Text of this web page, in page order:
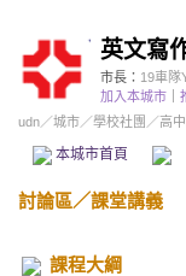
英文寫
市長： 19車隊
加入本城市
udn／城市／學校社團 ／高
本城市首頁
討論區／課堂講義
課程大綱